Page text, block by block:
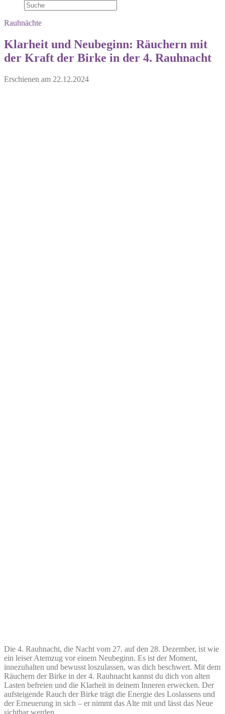
Rauhnächte
Klarheit und Neubeginn: Räuchern mit
der Kraft der Birke in der 4. Rauhnacht
Erschienen am 22.12.2024
Die 4. Rauhnacht, die Nacht vom 27. auf den 28. Dezember, ist wie
ein leiser Atemzug vor einem Neubeginn. Es ist der Moment,
innezuhalten und bewusst loszulassen, was dich beschwert. Mit dem
Räuchern der Birke in der 4. Rauhnacht kannst du dich von alten
Lasten befreien und die Klarheit in deinem Inneren erwecken. Der
aufsteigende Rauch der Birke trägt die Energie des Loslassens und
der Erneuerung in sich – er nimmt das Alte mit und lässt das Neue
sichtbar werden.